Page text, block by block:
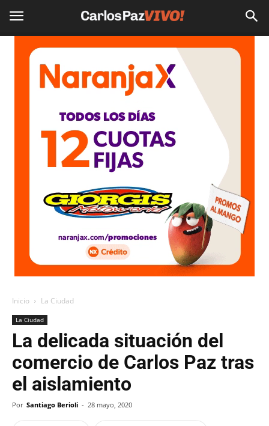
Inicio La Ciudad
La Ciudad
La delicada situación del
comercio de Carlos Paz tras
el aislamiento
Por Santiago Berioli - 28 mayo, 2020